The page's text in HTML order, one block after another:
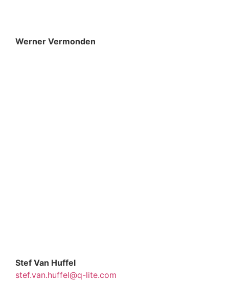
Werner Vermonden
Stef Van Huffel
stef.van.huffel@q-lite.com